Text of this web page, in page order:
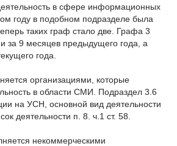
в сфере информационных
году в подобном подразделе была
таких граф стало две. Графа 3
за 9 месяцев предыдущего года, а
года.
организациями, которые
в области СМИ. Подраздел 3.6
на УСН, основной вид деятельности
деятельности п. 8. ч.1 ст. 58.
некоммерческими